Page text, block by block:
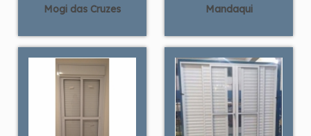
Mogi das Cruzes
Mandaqui